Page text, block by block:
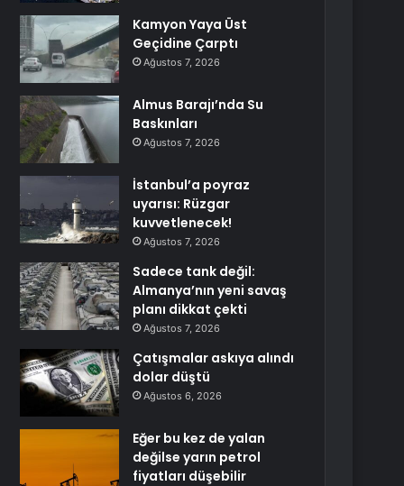
Kamyon Yaya Üst
Geçidine Çarptı
Ağustos 7, 2026
Almus Barajı’nda Su
Baskınları
Ağustos 7, 2026
İstanbul’a poyraz
uyarısı: Rüzgar
kuvvetlenecek!
Ağustos 7, 2026
Sadece tank değil:
Almanya’nın yeni savaş
planı dikkat çekti
Ağustos 7, 2026
Çatışmalar askıya alındı
dolar düştü
Ağustos 6, 2026
Eğer bu kez de yalan
değilse yarın petrol
fiyatları düşebilir